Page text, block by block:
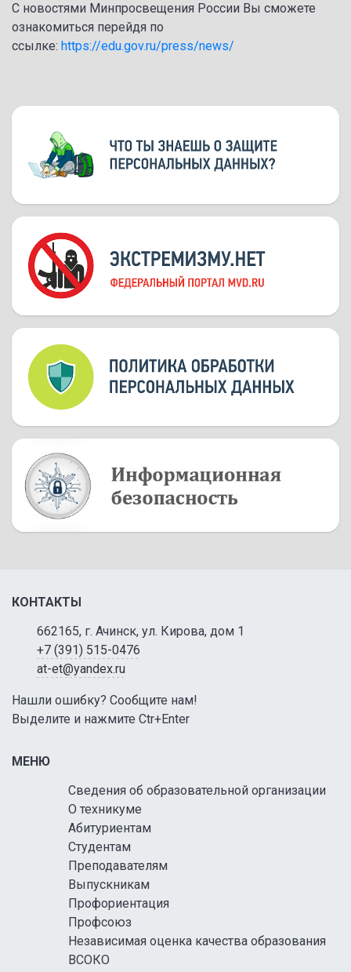
С новостями Минпросвещения России Вы сможете
ознакомиться перейдя по
ссылке: https://edu.gov.ru/press/news/
КОНТАКТЫ
662165, г. Ачинск, ул. Кирова, дом 1
+7 (391) 515-0476
at-et@yandex.ru
Нашли ошибку? Сообщите нам!
Выделите и нажмите Ctr+Enter
МЕНЮ
Сведения об образовательной организации
О техникуме
Абитуриентам
Студентам
Преподавателям
Выпускникам
Профориентация
Профсоюз
Независимая оценка качества образования
ВСОКО